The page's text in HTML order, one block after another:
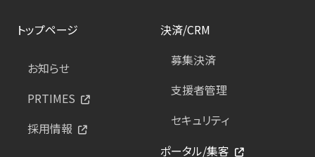
トップページ
お知らせ
PRTIMES
採用情報
決済/CRM
募集決済
支援者管理
セキュリティ
ポータル/集客